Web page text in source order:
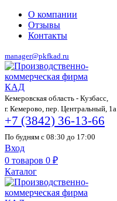
О компании
Отзывы
Контакты
manager@pkfkad.ru
Кемеровская область - Кузбасс,
г. Кемерово, пер. Центральный, 1а
+7 (3842) 36-13-66
По будням с 08:30 до 17:00
Вход
0 товаров 0 ₽
Каталог